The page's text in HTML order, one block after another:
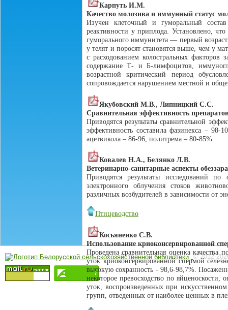
Карпуть И.М.
Качество молозива и иммунный статус
Изучен клеточный и гуморальный
реактивности у приплода. Установлено,
гуморального иммунитета — первый
у телят и поросят становятся выше, чем у
с расходованием колостральных
содержание Т- и Б-лимфоцитов,
возрастной критический период
сопровождается нарушением местной и
Якубовский М.В., Липницкий С.С.
Сравнительная эффективность
Приводятся результаты сравнительной
эффективность составила фазинекса –
ацетвикола – 86-96, политрема – 80-85%.
Ковалев Н.А., Белянко Л.В.
Ветеринарно-санитарные аспекты
Приводятся результаты исследований
электронного облучения стоков
различных возбудителей в зависимости от
Птицеводство
Косьяненко С.В.
Использование криоконсервированной
Проведена сравнительная оценка качества
уток криоконсервированной спермой
высокую сохранность - 98,6-98,7%.
некоторое превосходство по
уток, воспроизведенных при
групп, отведенных от наиболее ценных в
© 2012-